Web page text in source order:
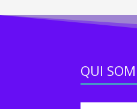
QUI